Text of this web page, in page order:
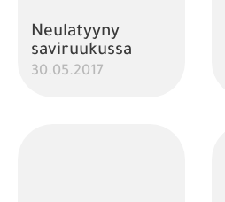
Neulatyyny
saviruukussa
30.05.2017